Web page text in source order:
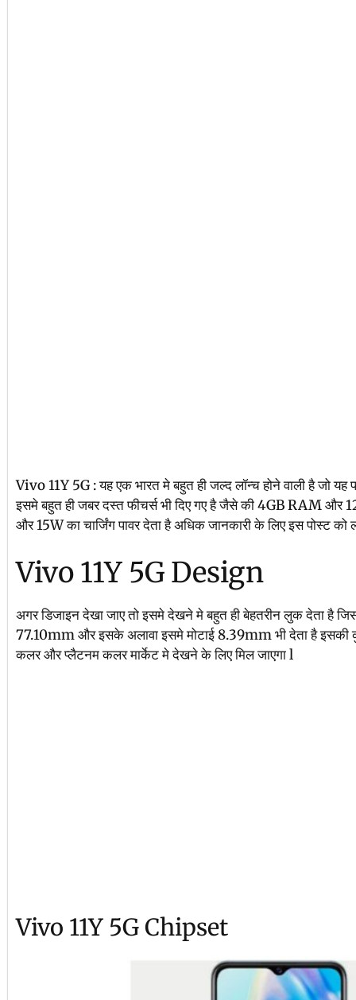
Vivo 11Y 5G : यह एक भारत मे बहुत ही जल्द लॉन्च होने वाली है जो यह
इसमे बहुत ही जबर दस्त फीचर्स भी दिए गए है जैसे की 4GB RAM और
और 15W का चार्जिंग पावर देता है अधिक जानकारी के लिए इस पोस्ट
Vivo 11Y 5G Design
अगर डिजाइन देखा जाए तो इसमे देखने मे बहुत ही बेहतरीन लुक देता है
77.10mm और इसके अलावा इसमे मोटाई 8.39mm भी देता है
कलर और प्लैटनम कलर मार्केट मे देखने के लिए मिल जाएगा l
Vivo 11Y 5G Chipset